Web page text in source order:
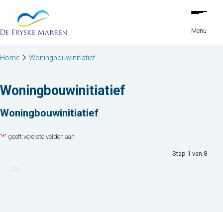
Ga naar de inhoud
Menu
Home Woningbouwinitiatief
Woningbouwinitiatief
Woningbouwinitiatief
"*" geeft vereiste velden aan
Stap 1 van 8
12%
van